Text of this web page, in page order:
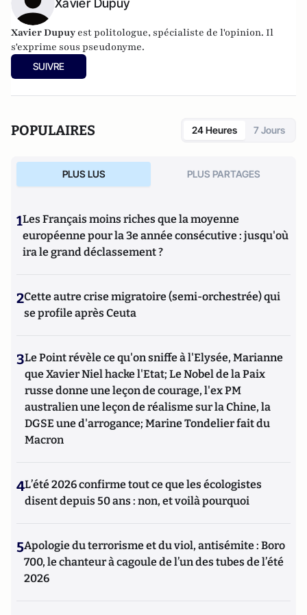
Xavier Dupuy
Xavier Dupuy est politologue, spécialiste de l'opinion. Il
s'exprime sous pseudonyme.
SUIVRE
POPULAIRES 24 Heures 7 Jours
PLUS LUS PLUS PARTAGES
1Les Français moins riches que la moyenne
européenne pour la 3e année consécutive : jusqu'où
ira le grand déclassement ?
2Cette autre crise migratoire (semi-orchestrée) qui
se profile après Ceuta
3Le Point révèle ce qu'on sniffe à l'Elysée, Marianne
que Xavier Niel hacke l'Etat; Le Nobel de la Paix
russe donne une leçon de courage, l'ex PM
australien une leçon de réalisme sur la Chine, la
DGSE une d'arrogance; Marine Tondelier fait du
Macron
4L’été 2026 confirme tout ce que les écologistes
disent depuis 50 ans : non, et voilà pourquoi
5Apologie du terrorisme et du viol, antisémite : Boro
700, le chanteur à cagoule de l’un des tubes de l’été
2026